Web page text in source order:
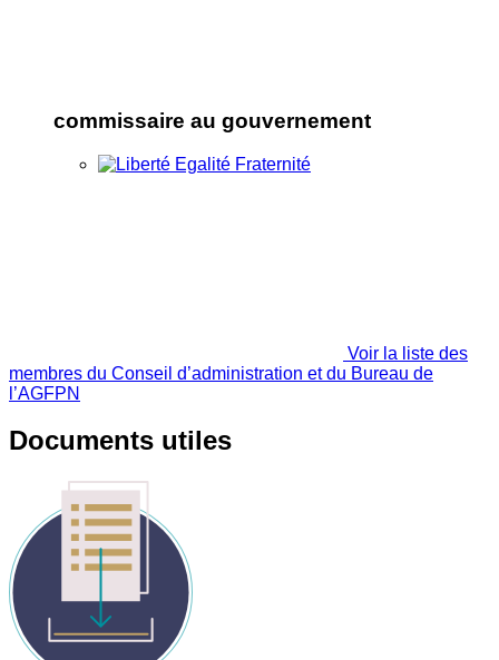
commissaire au gouvernement
Voir la liste des
membres du Conseil d’administration et du Bureau de
l’AGFPN
Documents utiles